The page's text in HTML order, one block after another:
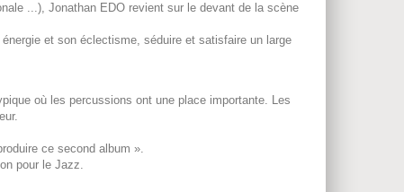
...), Jonathan EDO revient sur le devant de la scène
et son éclectisme, séduire et satisfaire un large
où les percussions ont une place importante. Les
ce second album ».
pour le Jazz.